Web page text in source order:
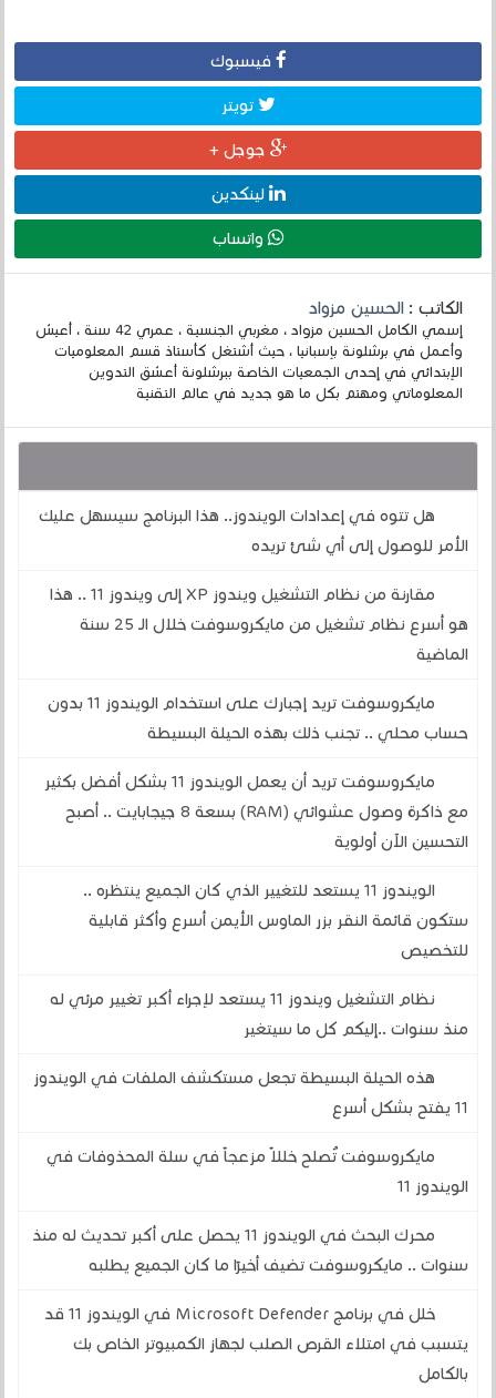
فيسبوك
تويتر
جوجل +
لينكدين
واتساب
الكاتب :الحسين مزواد
إسمي الكامل الحسين مزواد ، مغربي الجنسية ، عمري 42 سنة ، أعيش
وأعمل في برشلونة بإسبانيا ، حيث أشتغل كأستاذ قسم المعلوميات
الإبتدائي في إحدى الجمعيات الخاصة ببرشلونة أعشق التدوين
المعلوماتي ومهتم بكل ما هو جديد في عالم التقنية
هل تتوه في إعدادات الويندوز.. هذا البرنامج سيسهل عليك
الأمر للوصول إلى أي شئ تريده
مقارنة من نظام التشغيل ويندوز XP إلى ويندوز 11 .. هذا
هو أسرع نظام تشغيل من مايكروسوفت خلال الـ 25 سنة
الماضية
مايكروسوفت تريد إجبارك على استخدام الويندوز 11 بدون
حساب محلي .. تجنب ذلك بهذه الحيلة البسيطة
مايكروسوفت تريد أن يعمل الويندوز 11 بشكل أفضل بكثير
مع ذاكرة وصول عشوائي (RAM) بسعة 8 جيجابايت .. أصبح
التحسين الآن أولوية
الويندوز 11 يستعد للتغيير الذي كان الجميع ينتظره ..
ستكون قائمة النقر بزر الماوس الأيمن أسرع وأكثر قابلية
للتخصيص
نظام التشغيل ويندوز 11 يستعد لإجراء أكبر تغيير مرئي له
منذ سنوات ..إليكم كل ما سيتغير
هذه الحيلة البسيطة تجعل مستكشف الملفات في الويندوز
11 يفتح بشكل أسرع
مايكروسوفت تُصلح خللاً مزعجاً في سلة المحذوفات في
الويندوز 11
محرك البحث في الويندوز 11 يحصل على أكبر تحديث له منذ
سنوات .. مايكروسوفت تضيف أخيرًا ما كان الجميع يطلبه
خلل في برنامج Microsoft Defender في الويندوز 11 قد
يتسبب في امتلاء القرص الصلب لجهاز الكمبيوتر الخاص بك
بالكامل